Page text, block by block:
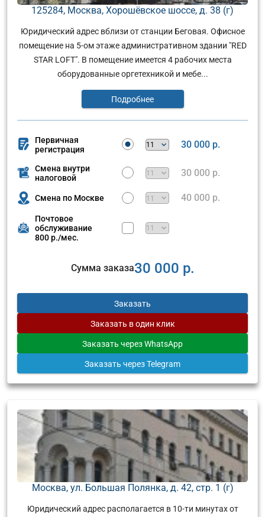
125284, Москва, Хорошёвское шоссе, д. 38 (г)
Юридический адрес вблизи от станции Беговая. Офисное
помещение на 5-ом этаже административном здании "RED
STAR LOFT". В помещение имеется 4 рабочих места
оборудованные оргетехникой и мебе...
Подробнее
Первичная
регистрация
30 000 р.
Смена внутри
налоговой
30 000 р.
Смена по Москве 40 000 р.
Почтовое
обслуживание
800 р./мес.
Сумма заказа30 000 р.
Заказать
Заказать в один клик
Заказать через WhatsApp
Заказать через Telegram
Москва, ул. Большая Полянка, д. 42, стр. 1 (г)
Юридический адрес располагается в 10-ти минутах от